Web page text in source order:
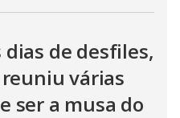
dias de desfiles,
várias
ser a musa do